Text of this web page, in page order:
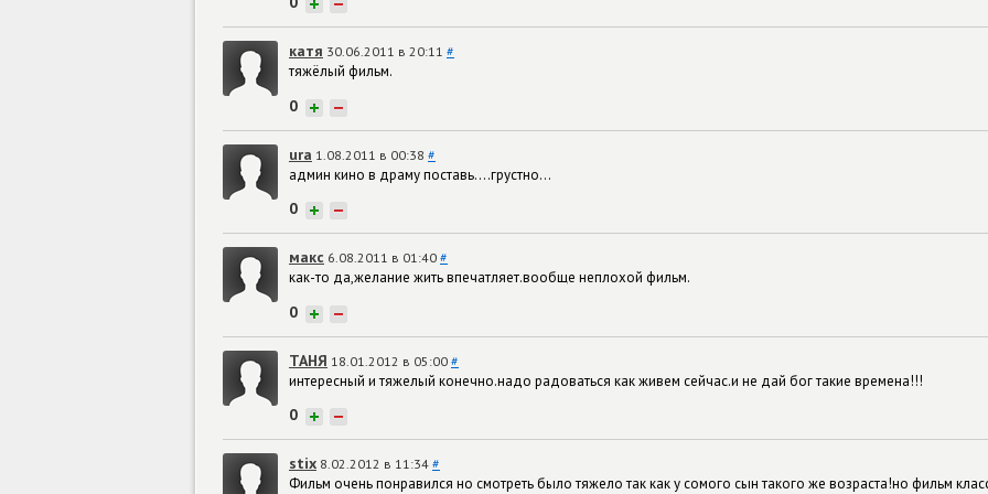
+ −
катя 30.06.2011 в 20:11 #
тяжёлый фильм.
0 + −
ura 1.08.2011 в 00:38 #
админ кино в драму поставь....грустно...
0 + −
макс 6.08.2011 в 01:40 #
как-то да,желание жить впечатляет.вообще неплохой фильм.
0 + −
ТАНЯ 18.01.2012 в 05:00 #
интересный и тяжелый конечно.надо радоваться как живем сейчас.и не дай бог такие времена!!!
0 + −
stix 8.02.2012 в 11:34 #
Фильм очень понравился но смотреть было тяжело так как у сомого сын такого же возраста!но фильм